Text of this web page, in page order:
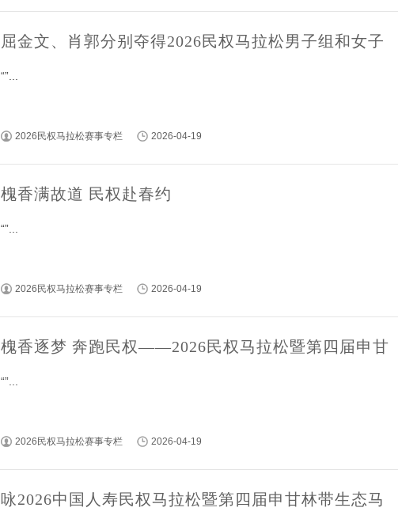
屈金文、肖郭分别夺得2026民权马拉松男子组和女子
“”...
2026民权马拉松赛事专栏 2026-04-19
槐香满故道 民权赴春约
“”...
2026民权马拉松赛事专栏 2026-04-19
槐香逐梦 奔跑民权——2026民权马拉松暨第四届申甘
“”...
2026民权马拉松赛事专栏 2026-04-19
咏2026中国人寿民权马拉松暨第四届申甘林带生态马